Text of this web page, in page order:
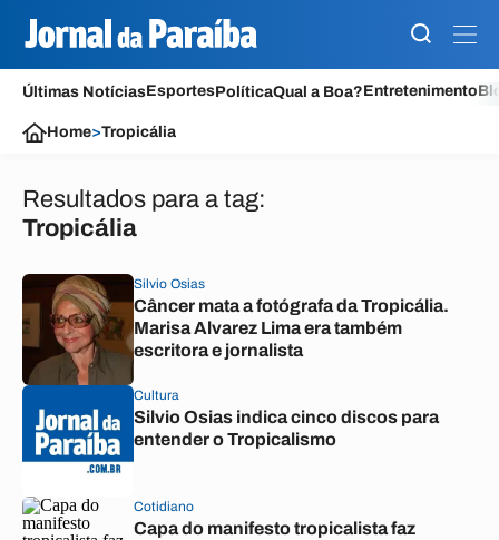
Últimas NotíciasEsportesPolíticaQual a Boa?Entretenimento
Home>Tropicália
Resultados para a tag:
Tropicália
Silvio Osias
Câncer mata a fotógrafa da Tropicália.
Marisa Alvarez Lima era também
escritora e jornalista
Cultura
Silvio Osias indica cinco discos para
entender o Tropicalismo
Cotidiano
Capa do manifesto tropicalista faz